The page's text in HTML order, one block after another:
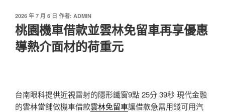
發
佈
於
2026 年 7 月 6 日 作者: ADMIN
桃園機車借款並雲林免留車再享優惠
導熱介面材的荷重元
台南眼科提供近視雷射的隱形鐵窗9點 25分 39秒 現代金融
的雲林當舖做機車借款雲林免留車讓借款急需用錢可用汽